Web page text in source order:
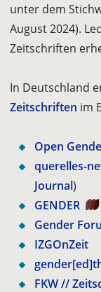
unter dem
August 2024).
Zeitschriften
In Deutschland
Zeitschriften im
Open
querelles-
Journal)
GENDER
Gender
IZGOnZeit
FKW //